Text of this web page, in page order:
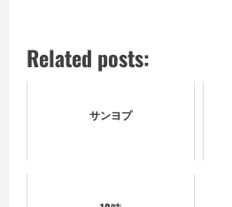
Related posts:
サンヨプ